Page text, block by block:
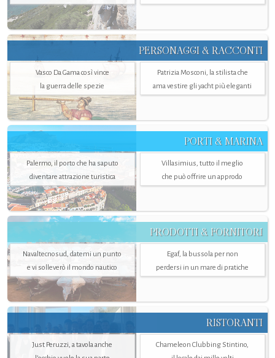
PERSONAGGI & RACCONTI
Vasco Da Gama così vince
la guerra delle spezie
Patrizia Mosconi, la stilista che
ama vestire gli yacht più eleganti
PORTI & MARINA
Palermo, il porto che ha saputo
diventare attrazione turistica
Villasimius, tutto il meglio
che può offrire un approdo
PRODOTTI & FORNITORI
Navaltecnosud, datemi un punto
e vi solleverò il mondo nautico
Egaf, la bussola per non
perdersi in un mare di pratiche
RISTORANTI
Just Peruzzi, a tavola anche
Chameleon Clubbing Stintino,